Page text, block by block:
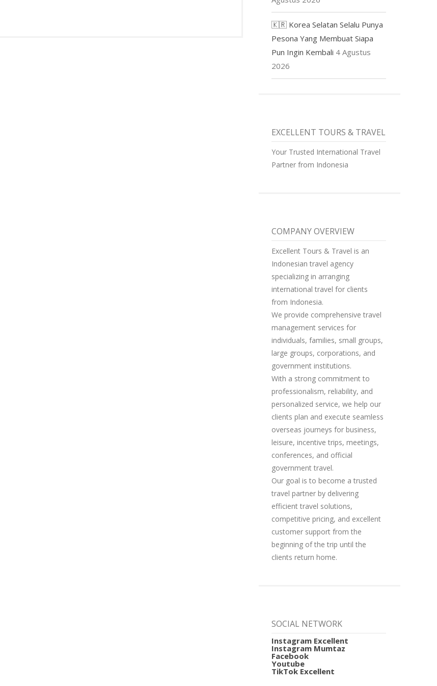
🇰🇷 Korea Selatan Selalu Punya
Pesona Yang Membuat Siapa
Pun Ingin Kembali 4 Agustus
2026
EXCELLENT TOURS & TRAVEL
Your Trusted International Travel
Partner from Indonesia
COMPANY OVERVIEW
Excellent Tours & Travel is an
Indonesian travel agency
specializing in arranging
international travel for clients
from Indonesia.
We provide comprehensive travel
management services for
individuals, families, small groups,
large groups, corporations, and
government institutions.
With a strong commitment to
professionalism, reliability, and
personalized service, we help our
clients plan and execute seamless
overseas journeys for business,
leisure, incentive trips, meetings,
conferences, and official
government travel.
Our goal is to become a trusted
travel partner by delivering
efficient travel solutions,
competitive pricing, and excellent
customer support from the
beginning of the trip until the
clients return home.
SOCIAL NETWORK
Instagram Excellent
Instagram Mumtaz
Facebook
Youtube
TikTok Excellent